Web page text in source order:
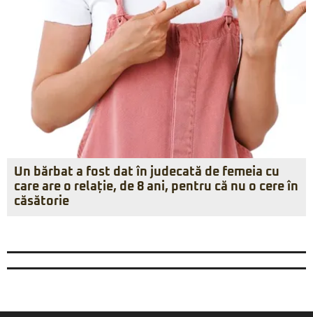
Un bărbat a fost dat în judecată de femeia cu
care are o relație, de 8 ani, pentru că nu o cere în
căsătorie